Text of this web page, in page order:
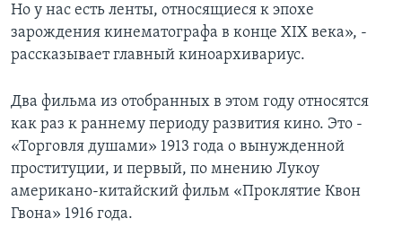
Но у нас есть ленты, относящиеся к эпохе
зарождения кинематографа в конце XIX века», -
рассказывает главный киноархивариус.
Два фильма из отобранных в этом году относятся
как раз к раннему периоду развития кино. Это -
«Торговля душами» 1913 года о вынужденной
проституции, и первый, по мнению Лукоу
американо-китайский фильм «Проклятие Квон
Гвона» 1916 года.